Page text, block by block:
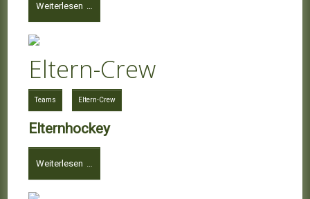
Weiterlesen …
Eltern-Crew
Teams Eltern-Crew
Elternhockey
Weiterlesen …